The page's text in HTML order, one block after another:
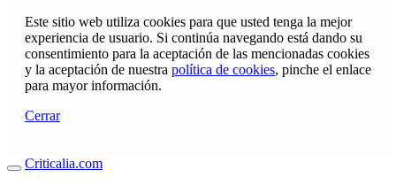
Este sitio web utiliza cookies para que usted tenga la mejor
experiencia de usuario. Si continúa navegando está dando su
consentimiento para la aceptación de las mencionadas cookies
y la aceptación de nuestra política de cookies, pinche el enlace
para mayor información.
Cerrar
Criticalia.com